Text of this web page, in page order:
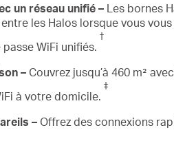
un réseau unifié –Les bornes
les Halos lorsque vous
WiFi unifiés.
†
–Couvrez jusqu’à 460 m²
à votre domicile.
‡
–Offrez des connexions